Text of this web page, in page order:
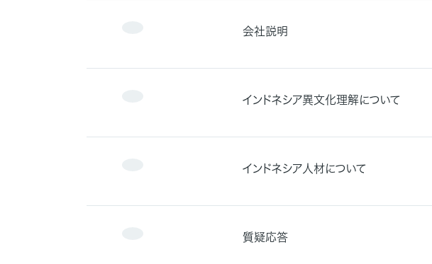
会社説明
インドネシア異文化理解について
インドネシア人材について
質疑応答